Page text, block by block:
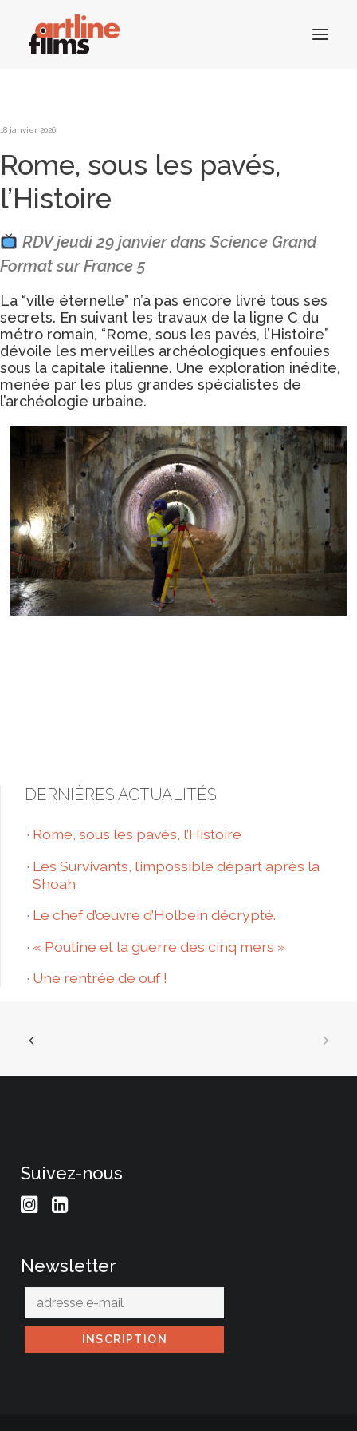
CATALOGUE
RECHERCHE
18 janvier 2026
Rome, sous les pavés,
l’Histoire
RDV jeudi 29 janvier dans Science Grand
Format sur France 5
La “ville éternelle” n’a pas encore livré tous ses
secrets. En suivant les travaux de la ligne C du
métro romain, “Rome, sous les pavés, l’Histoire”
dévoile les merveilles archéologiques enfouies
sous la capitale italienne. Une exploration inédite,
menée par les plus grandes spécialistes de
l’archéologie urbaine.
DERNIÈRES ACTUALITÉS
Rome, sous les pavés, l’Histoire
Les Survivants, l’impossible départ après la
Shoah
Le chef d’œuvre d’Holbein décrypté.
« Poutine et la guerre des cinq mers »
Une rentrée de ouf !
Suivez-nous
Newsletter